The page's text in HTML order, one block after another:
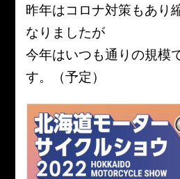
昨年はコロナ対策もあり
なりましたが
今年はいつも通りの規模
す。（予定）